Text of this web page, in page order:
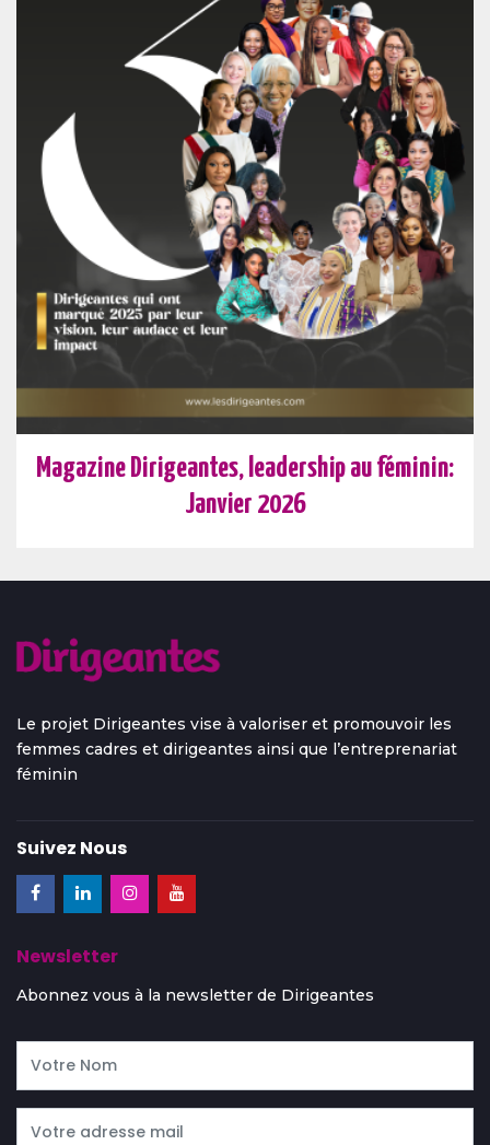
Magazine Dirigeantes, leadership au féminin:
Janvier 2026
Le projet Dirigeantes vise à valoriser et promouvoir les
femmes cadres et dirigeantes ainsi que l’entreprenariat
féminin
Suivez Nous
Newsletter
Abonnez vous à la newsletter de Dirigeantes